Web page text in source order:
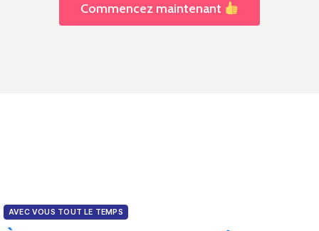
Commencez maintenant
AVEC VOUS TOUT LE TEMPS